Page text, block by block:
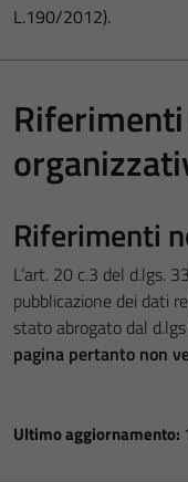
L.190/2012).
Riferimenti
L’art. 20 c.3 del d.lgs.
pubblicazione dei dati
stato abrogato dal
pagina pertanto non
Ultimo aggiornamento: